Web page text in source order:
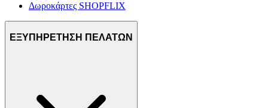
Δωροκάρτες SHOPFLIX
ΕΞΥΠΗΡΕΤΗΣΗ ΠΕΛΑΤΩΝ